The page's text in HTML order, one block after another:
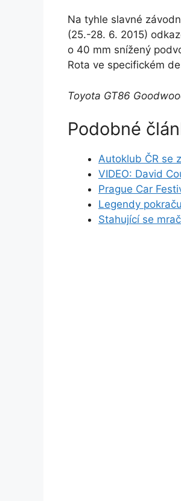
Na tyhle slavné
(25.-28. 6. 2015)
o 40 mm snížený
Rota ve specifickém
Toyota GT86
Podobné
Autoklub ČR se
VIDEO: David
Prague Car
Legendy
Stahující se